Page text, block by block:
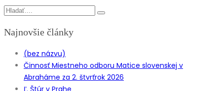
Najnovšie články
(bez názvu)
Činnosť Miestneho odboru Matice slovenskej v
Abraháme za 2. štvrťrok 2026
Ľ. Štúr v Prahe